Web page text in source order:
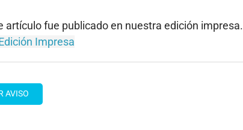
artículo fue publicado en nuestra edición impresa.
Impresa
AVISO